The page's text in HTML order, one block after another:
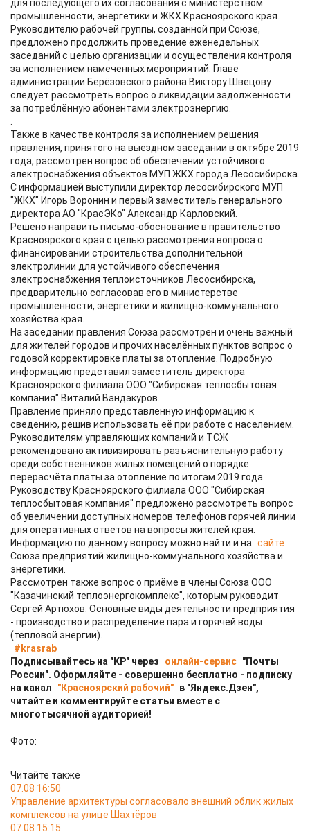
для последующего их согласования с министерством
промышленности, энергетики и ЖКХ Красноярского края.
Руководителю рабочей группы, созданной при Союзе,
предложено продолжить проведение еженедельных
заседаний с целью организации и осуществления контроля
за исполнением намеченных мероприятий. Главе
администрации Берёзовского района Виктору Швецову
следует рассмотреть вопрос о ликвидации задолженности
за потреблённую абонентами электроэнергию.
Также в качестве контроля за исполнением решения
правления, принятого на выездном заседании в октябре 2019
года, рассмотрен вопрос об обеспечении устойчивого
электроснабжения объектов МУП ЖКХ города Лесосибирска.
С информацией выступили директор лесосибирского МУП
"ЖКХ" Игорь Воронин и первый заместитель генерального
директора АО "КрасЭКо" Александр Карловский.
Решено направить письмо-обоснование в правительство
Красноярского края с целью рассмотрения вопроса о
финансировании строительства дополнительной
электролинии для устойчивого обеспечения
электроснабжения теплоисточников Лесосибирска,
предварительно согласовав его в министерстве
промышленности, энергетики и жилищно-коммунального
хозяйства края.
На заседании правления Союза рассмотрен и очень важный
для жителей городов и прочих населённых пунктов вопрос о
годовой корректировке платы за отопление. Подробную
информацию представил заместитель директора
Красноярского филиала ООО "Сибирская теплосбытовая
компания" Виталий Вандакуров.
Правление приняло представленную информацию к
сведению, решив использовать её при работе с населением.
Руководителям управляющих компаний и ТСЖ
рекомендовано активизировать разъяснительную работу
среди собственников жилых помещений о порядке
перерасчёта платы за отопление по итогам 2019 года.
Руководству Красноярского филиала ООО "Сибирская
теплосбытовая компания" предложено рассмотреть вопрос
об увеличении доступных номеров телефонов горячей линии
для оперативных ответов на вопросы жителей края.
Информацию по данному вопросу можно найти и на сайте
Союза предприятий жилищно-коммунального хозяйства и
энергетики.
Рассмотрен также вопрос о приёме в члены Союза ООО
"Казачинский теплоэнергокомплекс", которым руководит
Сергей Артюхов. Основные виды деятельности предприятия
- производство и распределение пара и горячей воды
(тепловой энергии).
#krasrab
Подписывайтесь на "КР" через
онлайн-сервис "Почты
России". Оформляйте - совершенно бесплатно - подписку
на канал
"Красноярский рабочий" в "Яндекс.Дзен",
читайте и комментируйте статьи вместе с
многотысячной аудиторией!
Фото:
Читайте также
07.08 16:50
Управление архитектуры согласовало внешний облик жилых
комплексов на улице Шахтёров
07.08 15:15